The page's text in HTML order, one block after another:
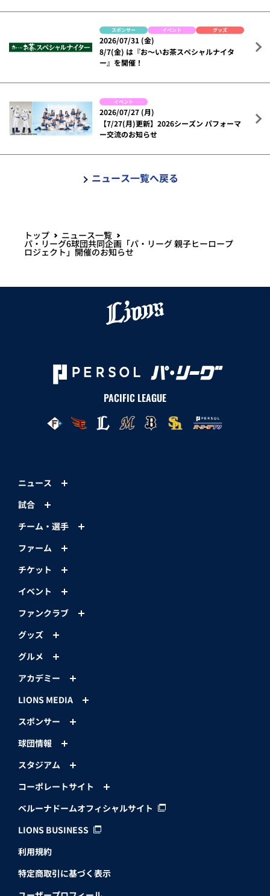
スポンサー イベント グッズ
2026/07/31 (金)
8/7(金) は『お～いお茶スペシャルナイタ
ー』を開催！
イベント
2026/07/27 (月)
【7/27(月)更新】2026シーズン パフォーマ
ー交流のお知らせ
ニュース一覧へ戻る
トップ ニュース一覧
パ・リーグ6球団共同企画「パ・リーグ 親子ヒーロープ
ロジェクト」開催のお知らせ
PACIFIC LEAGUE
ニュース
試合
チーム・選手
ファーム
チケット
イベント
ファンクラブ
グッズ
グルメ
アカデミー
LIONS MEDIA
スポンサー
球団情報
スタジアム
コーポレートサイト
ベルーナドームオフィシャルサイト
LIONS BUSINESS
利用規約
特定商取引に基づく表示